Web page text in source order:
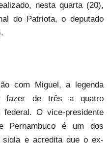
nesta quarta (20),
do Patriota, o deputado
com Miguel, a legenda
fazer de três a quatro
O vice-presidente
Pernambuco é um dos
e acredita que o ex-